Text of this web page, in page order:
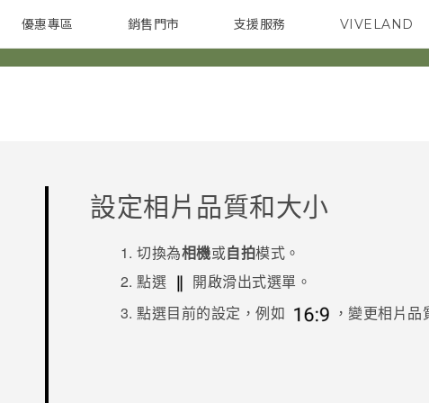
智慧型手機 配件
優惠專區
焦點訊息 校園專案 企業採購
銷售門市
銷售通路 支援服務 VIVELAND
設定相片品質和大小
切換為相機或自拍模式。
點選
開啟滑出式選單。
點選目前的設定，例如
，變更相片